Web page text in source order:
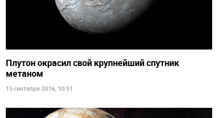
Плутон окрасил свой крупнейший спутник
метаном
15 сентября 2016, 10:51